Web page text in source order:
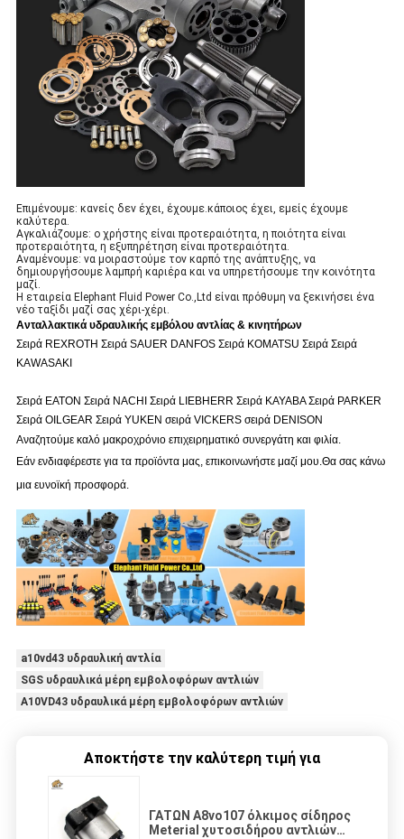
Επιμένουμε: κανείς δεν έχει, έχουμε.κάποιος έχει, εμείς έχουμε
καλύτερα.
Αγκαλιάζουμε: ο χρήστης είναι προτεραιότητα, η ποιότητα είναι
προτεραιότητα, η εξυπηρέτηση είναι προτεραιότητα.
Αναμένουμε: να μοιραστούμε τον καρπό της ανάπτυξης, να
δημιουργήσουμε λαμπρή καριέρα και να υπηρετήσουμε την κοινότητα
μαζί.
Η εταιρεία Elephant Fluid Power Co.,Ltd είναι πρόθυμη να ξεκινήσει ένα
νέο ταξίδι μαζί σας χέρι-χέρι.
Ανταλλακτικά υδραυλικής εμβόλου αντλίας & κινητήρων
Σειρά REXROTH Σειρά SAUER DANFOS Σειρά KOMATSU Σειρά Σειρά
KAWASAKI
Σειρά EATON Σειρά NACHI Σειρά LIEBHERR Σειρά KAYABA Σειρά PARKER
Σειρά OILGEAR Σειρά YUKEN σειρά VICKERS σειρά DENISON
Αναζητούμε καλό μακροχρόνιο επιχειρηματικό συνεργάτη και φιλία.
Εάν ενδιαφέρεστε για τα προϊόντα μας, επικοινωνήστε μαζί μου.Θα σας κάνω
μια ευνοϊκή προσφορά.
a10vd43 υδραυλική αντλία
SGS υδραυλικά μέρη εμβολοφόρων αντλιών
A10VD43 υδραυλικά μέρη εμβολοφόρων αντλιών
Αποκτήστε την καλύτερη τιμή για
ΓΑΤΩΝ A8vo107 όλκιμος σίδηρος
Meterial χυτοσιδήρου αντλιών